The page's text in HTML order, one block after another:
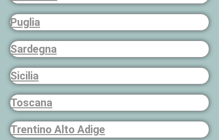
Puglia
Sardegna
Sicilia
Toscana
Trentino Alto Adige